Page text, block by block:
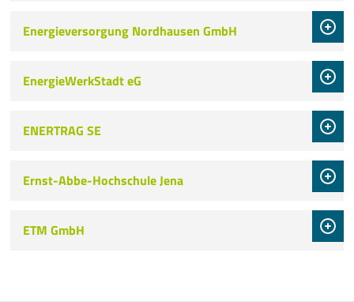
Energieversorgung Nordhausen GmbH
EnergieWerkStadt eG
ENERTRAG SE
Ernst-Abbe-Hochschule Jena
ETM GmbH